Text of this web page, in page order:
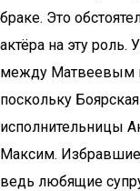
браке. Это
актёра на эту роль.
между Матвеевым
поскольку
исполнительницы
Максим. Избравшие
ведь любящие